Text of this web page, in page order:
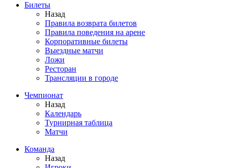
Билеты
Назад
Правила возврата билетов
Правила поведения на арене
Корпоративные билеты
Выездные матчи
Ложи
Ресторан
Трансляции в городе
Чемпионат
Назад
Календарь
Турнирная таблица
Матчи
Команда
Назад